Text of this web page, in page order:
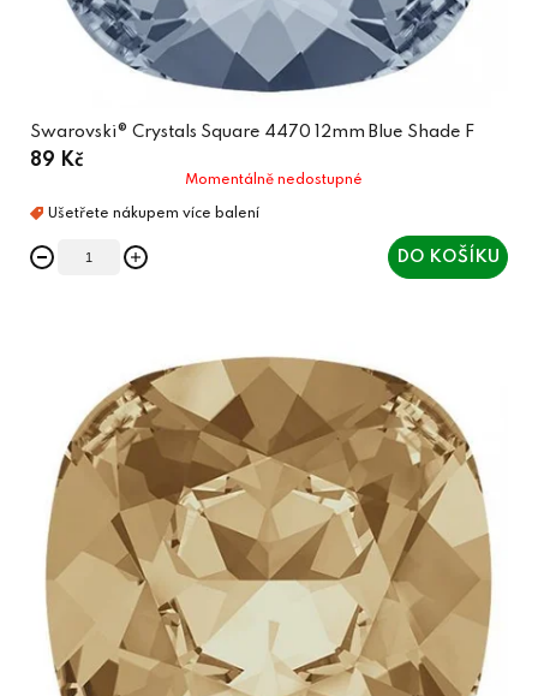
Swarovski® Crystals Square 4470 12mm Blue Shade F
89 Kč
Momentálně nedostupné
DO KOŠÍKU